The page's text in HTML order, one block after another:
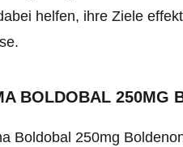
helfen, ihre Ziele
BOLDOBAL 250MG
Boldobal 250mg